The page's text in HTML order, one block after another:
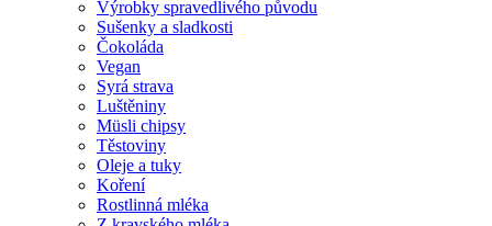
Výrobky spravedlivého původu
Sušenky a sladkosti
Čokoláda
Vegan
Syrá strava
Luštěniny
Müsli chipsy
Těstoviny
Oleje a tuky
Koření
Rostlinná mléka